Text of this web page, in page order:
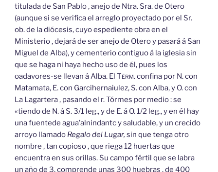
titulada de San Pablo , anejo de Ntra. Sra. de Otero
(aunque si se verifica el arreglo proyectado por el Sr.
ob. de la diócesis, cuyo espediente obra en el
Ministerio , dejará de ser anejo de Otero y pasará á San
Miguel de Alba), y cementerio contiguo á la iglesia sin
que se haga ni haya hecho uso de él, pues los
oadavores-se llevan á Alba. El Térm.confina por N. con
Matamata, E. con Garcihernaiulez, S. con Alba, y O. con
La Lagartera , pasando el r. Tórmes por medio : se
«tiendo de N. á S. 3/1 leg., y de E. á O. 1/2 leg., y en él hay
una fuentede agua’alnindantc y saludable, y un crecido
arroyo llamado Regalo del Lugar, sin que tenga otro
nombre , tan copioso , que riega 12 huertas que
encuentra en sus orillas. Su campo fértil que se labra
un año de 3, comprende unas 300 huebras , de 400